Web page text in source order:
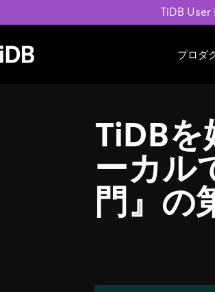
TiDB User
プロダ
MySQL互換の分散データベース
水平スケーラビリティを備え大規
リアルタイムで処理できます。
詳細はこちら
MySQLワークロードの近
Build GenAI Applications
ホワイトペーパー
アーカイブ動画
スライド
会社
キャ
パ
お問
TiDB
ーカル
門』の